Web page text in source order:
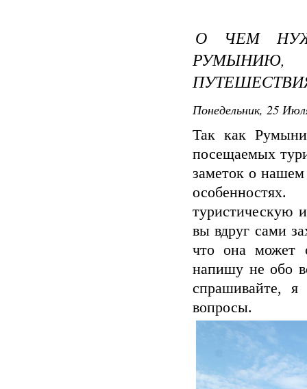
О ЧЕМ
Понедельник, 25
Так как
посещаемых
заметок о нашем
туристическую
вы вдруг сами
что она может
напишу не обо
спрашивайте, я
вопросы.